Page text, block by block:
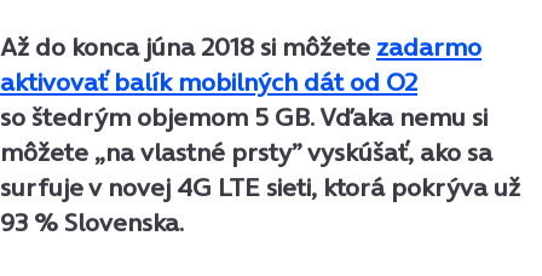
Až do konca júna 2018 si môžete zadarmo
aktivovať balík mobilných dát od O2
so štedrým objemom 5 GB. Vďaka nemu si
môžete „na vlastné prsty” vyskúšať, ako sa
surfuje v novej 4G LTE sieti, ktorá pokrýva už
93 % Slovenska.